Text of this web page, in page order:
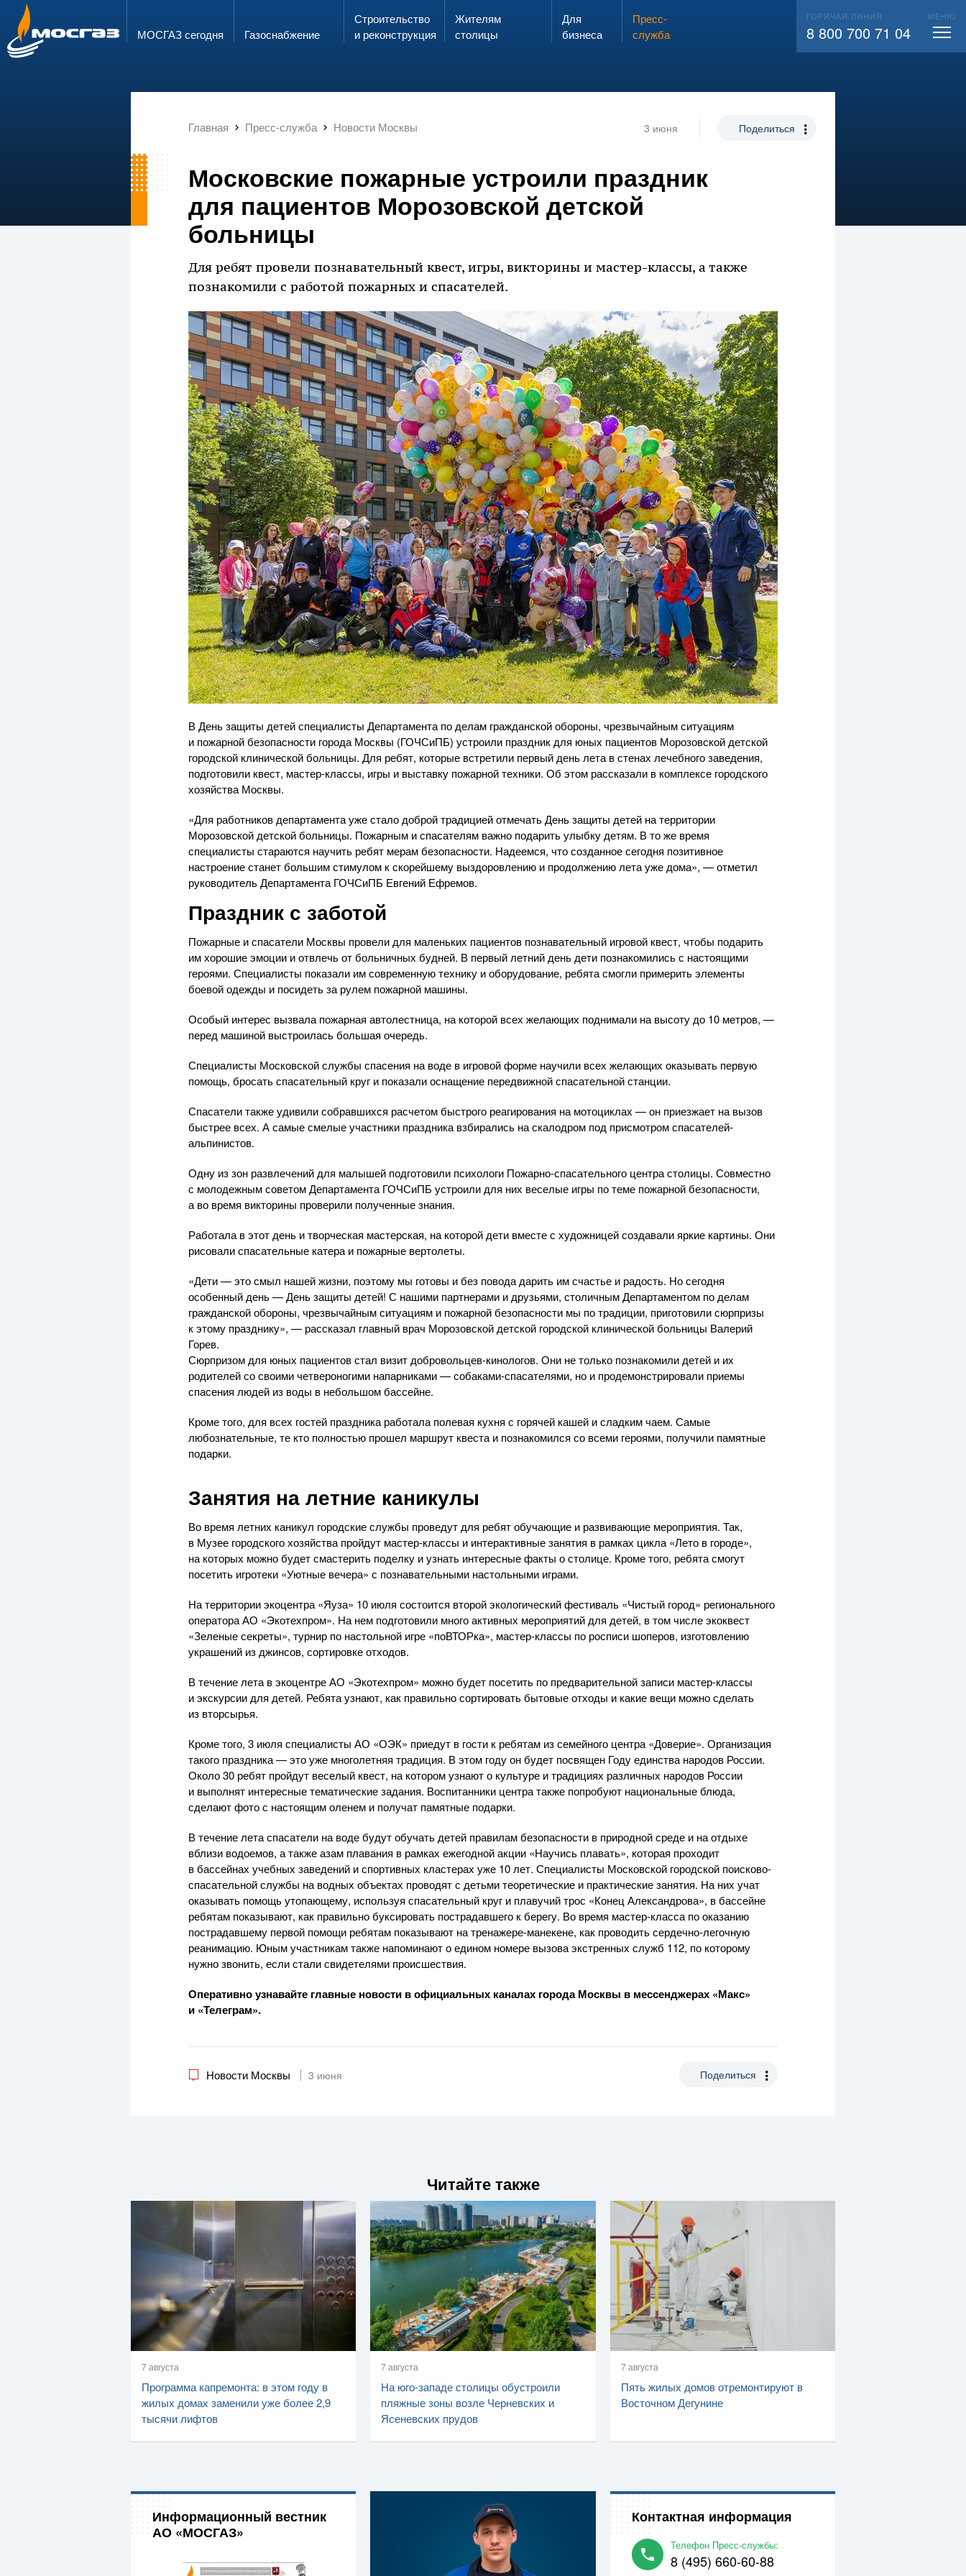
Запах газа?
ЗВОНИ 104 ВЫЗВАТЬ СЛЕСАРЯ
ГОРЯЧАЯ ЛИНИЯ
8 800 700 71 04 info@mos-gaz.ru
МОСГАЗ сегодня Газо­снабжение
Строительство
и реконструкция
Жителям
столицы
Для
бизнеса
Пресс-
служба
ГОРЯЧАЯ ЛИНИЯ
8 800 700 71 04
МЕНЮ
Главная Пресс-служба Новости Москвы 3 июня Поделиться
Московские пожарные устроили праздник
для пациентов Морозовской детской
больницы
Для ребят провели познавательный квест, игры, викторины и мастер-классы, а также
познакомили с работой пожарных и спасателей.
В День защиты детей специалисты Департамента по делам гражданской обороны, чрезвычайным ситуациям
и пожарной безопасности города Москвы (ГОЧСиПБ) устроили праздник для юных пациентов Морозовской детской
городской клинической больницы. Для ребят, которые встретили первый день лета в стенах лечебного заведения,
подготовили квест, мастер-классы, игры и выставку пожарной техники. Об этом рассказали в комплексе городского
хозяйства Москвы.
«Для работников департамента уже стало доброй традицией отмечать День защиты детей на территории
Морозовской детской больницы. Пожарным и спасателям важно подарить улыбку детям. В то же время
специалисты стараются научить ребят мерам безопасности. Надеемся, что созданное сегодня позитивное
настроение станет большим стимулом к скорейшему выздоровлению и продолжению лета уже дома», — отметил
руководитель Департамента ГОЧСиПБ Евгений Ефремов.
Праздник с заботой
Пожарные и спасатели Москвы провели для маленьких пациентов познавательный игровой квест, чтобы подарить
им хорошие эмоции и отвлечь от больничных будней. В первый летний день дети познакомились с настоящими
героями. Специалисты показали им современную технику и оборудование, ребята смогли примерить элементы
боевой одежды и посидеть за рулем пожарной машины.
Особый интерес вызвала пожарная автолестница, на которой всех желающих поднимали на высоту до 10 метров, —
перед машиной выстроилась большая очередь.
Специалисты Московской службы спасения на воде в игровой форме научили всех желающих оказывать первую
помощь, бросать спасательный круг и показали оснащение передвижной спасательной станции.
Спасатели также удивили собравшихся расчетом быстрого реагирования на мотоциклах — он приезжает на вызов
быстрее всех. А самые смелые участники праздника взбирались на скалодром под присмотром спасателей-
альпинистов.
Одну из зон развлечений для малышей подготовили психологи Пожарно-спасательного центра столицы. Совместно
с молодежным советом Департамента ГОЧСиПБ устроили для них веселые игры по теме пожарной безопасности,
а во время викторины проверили полученные знания.
Работала в этот день и творческая мастерская, на которой дети вместе с художницей создавали яркие картины. Они
рисовали спасательные катера и пожарные вертолеты.
«Дети — это смыл нашей жизни, поэтому мы готовы и без повода дарить им счастье и радость. Но сегодня
особенный день — День защиты детей! С нашими партнерами и друзьями, столичным Департаментом по делам
гражданской обороны, чрезвычайным ситуациям и пожарной безопасности мы по традиции, приготовили сюрпризы
к этому празднику», — рассказал главный врач Морозовской детской городской клинической больницы Валерий
Горев.
Сюрпризом для юных пациентов стал визит добровольцев-кинологов. Они не только познакомили детей и их
родителей со своими четвероногими напарниками — собаками-спасателями, но и продемонстрировали приемы
спасения людей из воды в небольшом бассейне.
Кроме того, для всех гостей праздника работала полевая кухня с горячей кашей и сладким чаем. Самые
любознательные, те кто полностью прошел маршрут квеста и познакомился со всеми героями, получили памятные
подарки.
Занятия на летние каникулы
Во время летних каникул городские службы проведут для ребят обучающие и развивающие мероприятия. Так,
в Музее городского хозяйства пройдут мастер-классы и интерактивные занятия в рамках цикла «Лето в городе»,
на которых можно будет смастерить поделку и узнать интересные факты о столице. Кроме того, ребята смогут
посетить игротеки «Уютные вечера» с познавательными настольными играми.
На территории экоцентра «Яуза» 10 июля состоится второй экологический фестиваль «Чистый город» регионального
оператора АО «Экотехпром». На нем подготовили много активных мероприятий для детей, в том числе экоквест
«Зеленые секреты», турнир по настольной игре «поВТОРка», мастер-классы по росписи шоперов, изготовлению
украшений из джинсов, сортировке отходов.
В течение лета в экоцентре АО «Экотехпром» можно будет посетить по предварительной записи мастер-классы
и экскурсии для детей. Ребята узнают, как правильно сортировать бытовые отходы и какие вещи можно сделать
из вторсырья.
Кроме того, 3 июля специалисты АО «ОЭК» приедут в гости к ребятам из семейного центра «Доверие». Организация
такого праздника — это уже многолетняя традиция. В этом году он будет посвящен Году единства народов России.
Около 30 ребят пройдут веселый квест, на котором узнают о культуре и традициях различных народов России
и выполнят интересные тематические задания. Воспитанники центра также попробуют национальные блюда,
сделают фото с настоящим оленем и получат памятные подарки.
В течение лета спасатели на воде будут обучать детей правилам безопасности в природной среде и на отдыхе
вблизи водоемов, а также азам плавания в рамках ежегодной акции «Научись плавать», которая проходит
в бассейнах учебных заведений и спортивных кластерах уже 10 лет. Специалисты Московской городской поисково-
спасательной службы на водных объектах проводят с детьми теоретические и практические занятия. На них учат
оказывать помощь утопающему, используя спасательный круг и плавучий трос «Конец Александрова», в бассейне
ребятам показывают, как правильно буксировать пострадавшего к берегу. Во время мастер-класса по оказанию
пострадавшему первой помощи ребятам показывают на тренажере-манекене, как проводить сердечно-легочную
реанимацию. Юным участникам также напоминают о едином номере вызова экстренных служб 112, по которому
нужно звонить, если стали свидетелями происшествия.
Оперативно узнавайте главные новости в официальных каналах города Москвы в мессенджерах «Макс»
и «Телеграм».
Новости Москвы 3 июня Поделиться
Читайте также
7 августа
Программа капремонта: в этом году в
жилых домах заменили уже более 2,9
тысячи лифтов
7 августа
На юго-западе столицы обустроили
пляжные зоны возле Черневских и
Ясеневских прудов
7 августа
Пять жилых домов отремонтируют в
Восточном Дегунине
Информационный вестник
АО «МОСГАЗ»
Контактная информация
Телефон Пресс-службы:
8 (495) 660-60-88